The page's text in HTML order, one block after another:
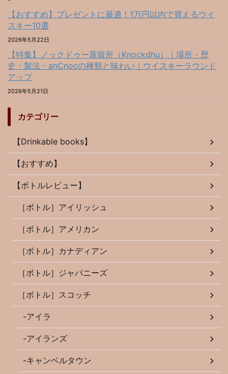
【おすすめ】プレゼントに最適！1万円以内で買えるウイ
スキー10選
2026年5月22日
【特集】ノックドゥー蒸留所（Knockdhu）｜場所・歴
史・製法・anCnocの種類と味わい｜ウイスキーラウンド
アップ
2026年5月21日
カテゴリー
【Drinkable books】
【おすすめ】
【ボトルレビュー】
［ボトル］アイリッシュ
［ボトル］アメリカン
［ボトル］カナディアン
［ボトル］ジャパニーズ
［ボトル］スコッチ
-アイラ
-アイランズ
-キャンベルタウン